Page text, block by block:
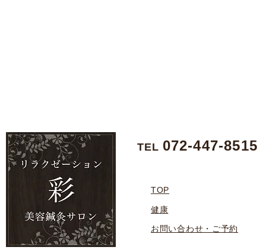
TEL 072-447-8515
TOP
健康
お問い合わせ・ご予約